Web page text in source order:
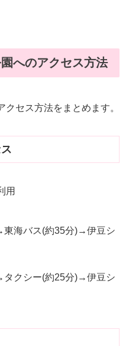
へのアクセス方法
セス方法をまとめます。
用
海バス(約35分)→伊豆シ
クシー(約25分)→伊豆シ